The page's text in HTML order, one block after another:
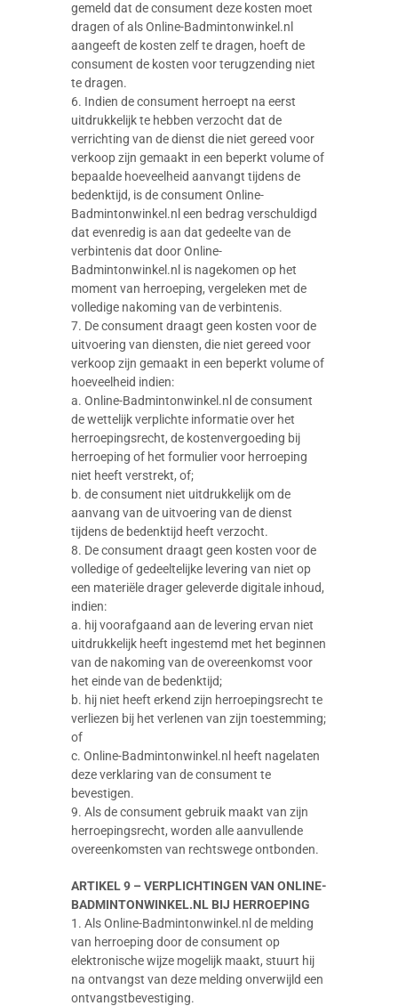
gemeld dat de consument deze kosten moet
dragen of als Online-Badmintonwinkel.nl
aangeeft de kosten zelf te dragen, hoeft de
consument de kosten voor terugzending niet
te dragen.
6. Indien de consument herroept na eerst
uitdrukkelijk te hebben verzocht dat de
verrichting van de dienst die niet gereed voor
verkoop zijn gemaakt in een beperkt volume of
bepaalde hoeveelheid aanvangt tijdens de
bedenktijd, is de consument Online-
Badmintonwinkel.nl een bedrag verschuldigd
dat evenredig is aan dat gedeelte van de
verbintenis dat door Online-
Badmintonwinkel.nl is nagekomen op het
moment van herroeping, vergeleken met de
volledige nakoming van de verbintenis.
7. De consument draagt geen kosten voor de
uitvoering van diensten, die niet gereed voor
verkoop zijn gemaakt in een beperkt volume of
hoeveelheid indien:
a. Online-Badmintonwinkel.nl de consument
de wettelijk verplichte informatie over het
herroepingsrecht, de kostenvergoeding bij
herroeping of het formulier voor herroeping
niet heeft verstrekt, of;
b. de consument niet uitdrukkelijk om de
aanvang van de uitvoering van de dienst
tijdens de bedenktijd heeft verzocht.
8. De consument draagt geen kosten voor de
volledige of gedeeltelijke levering van niet op
een materiële drager geleverde digitale inhoud,
indien:
a. hij voorafgaand aan de levering ervan niet
uitdrukkelijk heeft ingestemd met het beginnen
van de nakoming van de overeenkomst voor
het einde van de bedenktijd;
b. hij niet heeft erkend zijn herroepingsrecht te
verliezen bij het verlenen van zijn toestemming;
of
c. Online-Badmintonwinkel.nl heeft nagelaten
deze verklaring van de consument te
bevestigen.
9. Als de consument gebruik maakt van zijn
herroepingsrecht, worden alle aanvullende
overeenkomsten van rechtswege ontbonden.
ARTIKEL 9 – VERPLICHTINGEN VAN ONLINE-
BADMINTONWINKEL.NL BIJ HERROEPING
1. Als Online-Badmintonwinkel.nl de melding
van herroeping door de consument op
elektronische wijze mogelijk maakt, stuurt hij
na ontvangst van deze melding onverwijld een
ontvangstbevestiging.